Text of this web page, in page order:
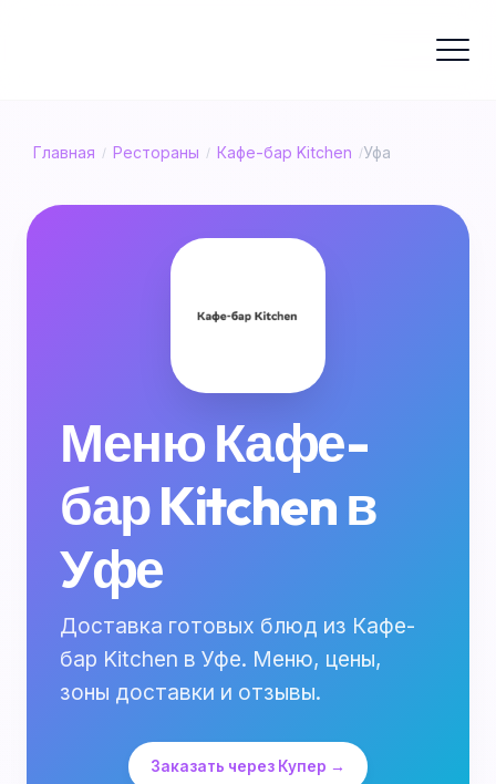
Главная / Рестораны / Кафе-бар Kitchen /Уфа
Меню Кафе-
бар Kitchen в
Уфе
Доставка готовых блюд из Кафе-
бар Kitchen в Уфе. Меню, цены,
зоны доставки и отзывы.
Заказать через Купер →